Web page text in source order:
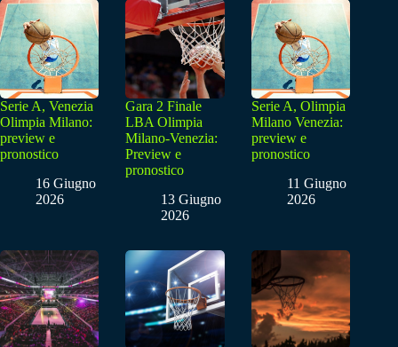
Serie A, Venezia
Olimpia Milano:
preview e
pronostico
16 Giugno
2026
Gara 2 Finale
LBA Olimpia
Milano-Venezia:
Preview e
pronostico
13 Giugno
2026
Serie A, Olimpia
Milano Venezia:
preview e
pronostico
11 Giugno
2026